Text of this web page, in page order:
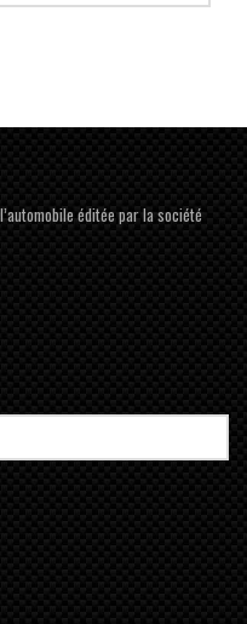
éditée par la société